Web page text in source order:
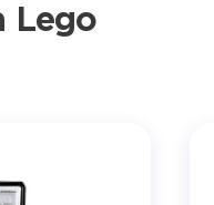
Lego